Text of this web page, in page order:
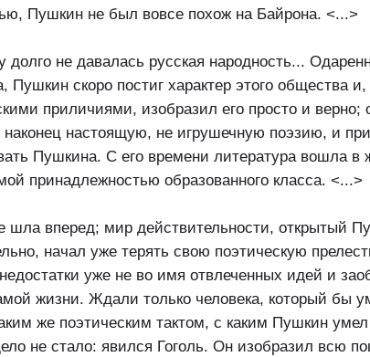
Пушкин не был вовсе похож на Байрона. <...>
долго не давалась русская народность...
Пушкин скоро постиг характер этого общества
приличиями, изобразил его просто и верно;
наконец настоящую, не игрушечную поэзию, и
Пушкина. С его времени литература вошла в
принадлежностью образованного класса. <...>
шла вперед; мир действительности, открытый
начал уже терять свою поэтическую
уже не во имя отвлеченных идей и
жизни. Ждали только человека, который бы
же поэтическим тактом, с каким Пушкин
не стало: явился Гоголь. Он изобразил всю